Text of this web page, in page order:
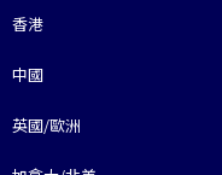
香港
中國
英國/歐洲